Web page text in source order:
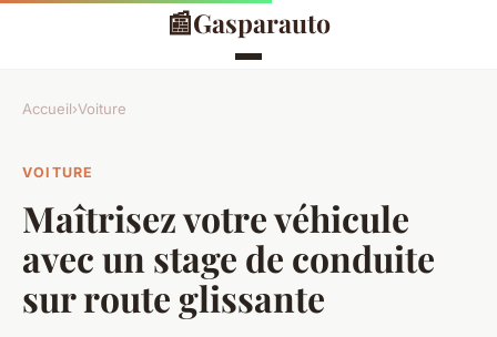
📰Gasparauto
Accueil›Voiture
VOITURE
Maîtrisez votre véhicule
avec un stage de conduite
sur route glissante